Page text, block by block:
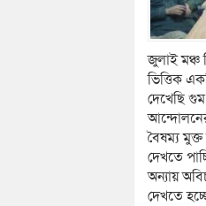
জুলাই মঞ্চ
ভিত্তিক
দেখেছি
বৈষম্য
দেখতে
অন্যায়
দেখতে